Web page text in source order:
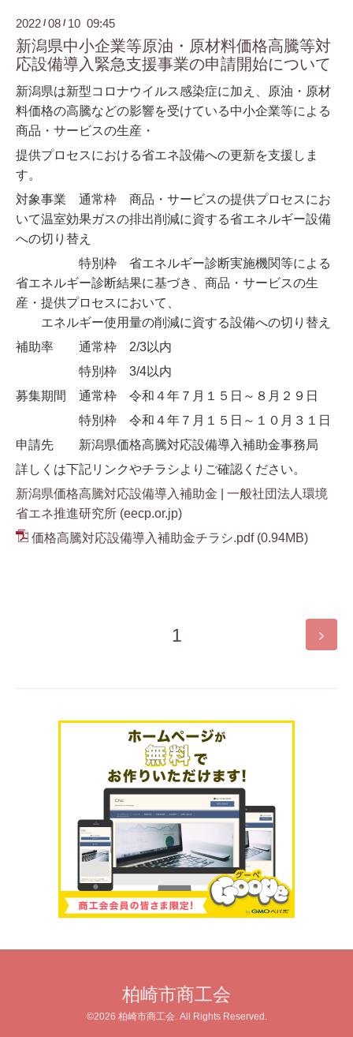
2022 /08 / 10 09:45
新潟県中小企業等原油・原材料価格高騰等対
応設備導入緊急支援事業の申請開始について
新潟県は新型コロナウイルス感染症に加え、原油・原材
料価格の高騰などの影響を受けている中小企業等による
商品・サービスの生産・
提供プロセスにおける省エネ設備への更新を支援しま
す。
対象事業 通常枠 商品・サービスの提供プロセスにお
いて温室効果ガスの排出削減に資する省エネルギー設備
への切り替え
特別枠 省エネルギー診断実施機関等による
省エネルギー診断結果に基づき、商品・サービスの生
産・提供プロセスにおいて、
エネルギー使用量の削減に資する設備への切り替え
補助率 通常枠 2/3以内
特別枠 3/4以内
募集期間 通常枠 令和４年７月１５日～８月２９日
特別枠 令和４年７月１５日～１０月３１日
申請先 新潟県価格高騰対応設備導入補助金事務局
詳しくは下記リンクやチラシよりご確認ください。
新潟県価格高騰対応設備導入補助金 | 一般社団法人環境
省エネ推進研究所 (eecp.or.jp)
価格高騰対応設備導入補助金チラシ.pdf(0.94MB)
1
柏崎市商工会
©2026 柏崎市商工会. All Rights Reserved.